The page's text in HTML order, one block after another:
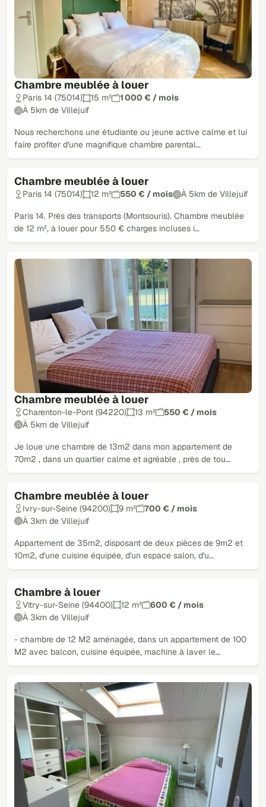
Chambre meublée à louer
Paris 14 (75014) 15 m²
1 000 € / mois
À 5km de Villejuif
Nous recherchons une étudiante ou jeune active calme et lui
faire profiter d'une magnifique chambre parental…
Chambre meublée à louer
Paris 14 (75014) 12 m² 550 € / mois À 5km de Villejuif
Paris 14. Près des transports (Montsouris). Chambre meublée
de 12 m², à louer pour 550 € charges incluses i…
Chambre meublée à louer
Charenton-le-Pont (94220) 13 m²
550 € / mois
À 5km de Villejuif
Je loue une chambre de 13m2 dans mon appartement de
70m2 , dans un quartier calme et agréable , près de tou…
Chambre meublée à louer
Ivry-sur-Seine (94200) 9 m²
700 € / mois
À 3km de Villejuif
Appartement de 35m2, disposant de deux pièces de 9m2 et
10m2, d'une cuisine équipée, d'un espace salon, d'u…
Chambre à louer
Vitry-sur-Seine (94400) 12 m²
600 € / mois
À 3km de Villejuif
- chambre de 12 M2 aménagée, dans un appartement de 100
M2 avec balcon, cuisine équipée, machine à laver le…